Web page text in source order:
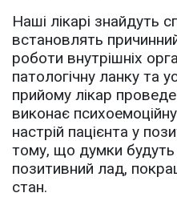
Наші лікарі знайдуть
встановлять
роботи внутрішніх
патологічну ланку та
прийому лікар
виконає
настрій пацієнта у
тому, що думки будуть
позитивний лад,
стан.